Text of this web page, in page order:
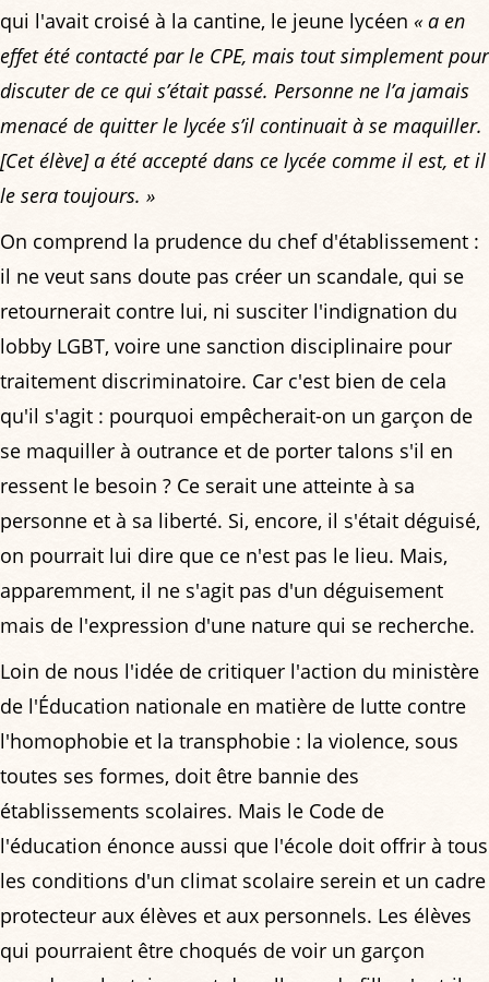
qui l'avait croisé à la cantine, le jeune lycéen « a en
effet été contacté par le CPE, mais tout simplement pour
discuter de ce qui s’était passé. Personne ne l’a jamais
menacé de quitter le lycée s’il continuait à se maquiller.
[Cet élève] a été accepté dans ce lycée comme il est, et il
le sera toujours. »
On comprend la prudence du chef d'établissement :
il ne veut sans doute pas créer un scandale, qui se
retournerait contre lui, ni susciter l'indignation du
lobby LGBT, voire une sanction disciplinaire pour
traitement discriminatoire. Car c'est bien de cela
qu'il s'agit : pourquoi empêcherait-on un garçon de
se maquiller à outrance et de porter talons s'il en
ressent le besoin ? Ce serait une atteinte à sa
personne et à sa liberté. Si, encore, il s'était déguisé,
on pourrait lui dire que ce n'est pas le lieu. Mais,
apparemment, il ne s'agit pas d'un déguisement
mais de l'expression d'une nature qui se recherche.
Loin de nous l'idée de critiquer l'action du ministère
de l'Éducation nationale en matière de lutte contre
l'homophobie et la transphobie : la violence, sous
toutes ses formes, doit être bannie des
établissements scolaires. Mais le Code de
l'éducation énonce aussi que l'école doit offrir à tous
les conditions d'un climat scolaire serein et un cadre
protecteur aux élèves et aux personnels. Les élèves
qui pourraient être choqués de voir un garçon